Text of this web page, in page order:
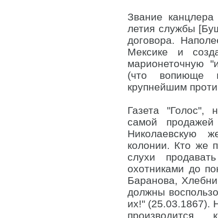
Звание
летия службы
договора.
Мексике и
марионеточную
(что вопиюще
крупнейшим
Газета "Голос",
самой
Николаевскую
колонии. Кто же
слухи
охотниками до
Баранова,
должны
их!" (25.03.1867).